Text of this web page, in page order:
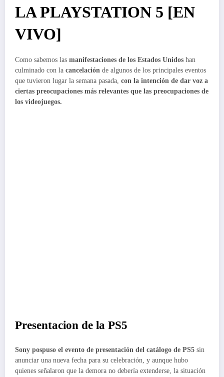
LA PLAYSTATION 5 [EN
VIVO]
Como sabemos las manifestaciones de los Estados Unidos han
culminado con la cancelación de algunos de los principales eventos
que tuvieron lugar la semana pasada, con la intención de dar voz a
ciertas preocupaciones más relevantes que las preocupaciones de
los videojuegos.
Presentacion de la PS5
Sony pospuso el evento de presentación del catálogo de PS5 sin
anunciar una nueva fecha para su celebración, y aunque hubo
quienes señalaron que la demora no debería extenderse, la situación